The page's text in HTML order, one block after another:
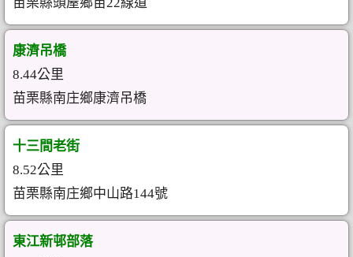
康濟吊橋
8.44公里
苗栗縣南庄鄉康濟吊橋
十三間老街
8.52公里
苗栗縣南庄鄉中山路144號
東江新邨部落